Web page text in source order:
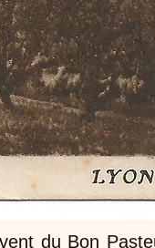
du Bon